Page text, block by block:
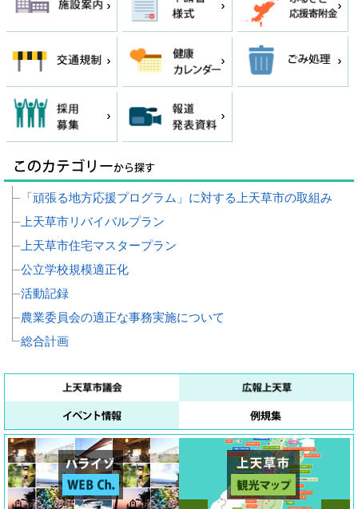
「頑張る地方応援プログラム」に対する上天草市の取組み
上天草市リバイバルプラン
上天草市住宅マスタープラン
公立学校規模適正化
活動記録
農業委員会の適正な事務実施について
総合計画